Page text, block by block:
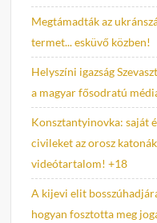
Megtámadták az
termet... esküvő közben!
Helyszíni igazság
a magyar fősodratú
Konsztantyinovka: saját
civileket az orosz
videótartalom! +18
A kijevi elit
hogyan fosztotta meg